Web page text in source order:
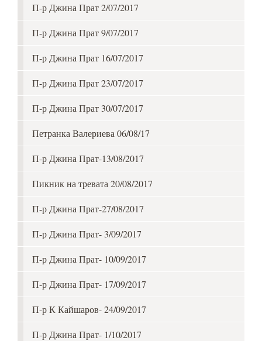
П-р Джина Прат 2/07/2017
П-р Джина Прат 9/07/2017
П-р Джина Прат 16/07/2017
П-р Джина Прат 23/07/2017
П-р Джина Прат 30/07/2017
Петранка Валериева 06/08/17
П-р Джина Прат-13/08/2017
Пикник на тревата 20/08/2017
П-р Джина Прат-27/08/2017
П-р Джина Прат- 3/09/2017
П-р Джина Прат- 10/09/2017
П-р Джина Прат- 17/09/2017
П-р К Кайшаров- 24/09/2017
П-р Джина Прат- 1/10/2017